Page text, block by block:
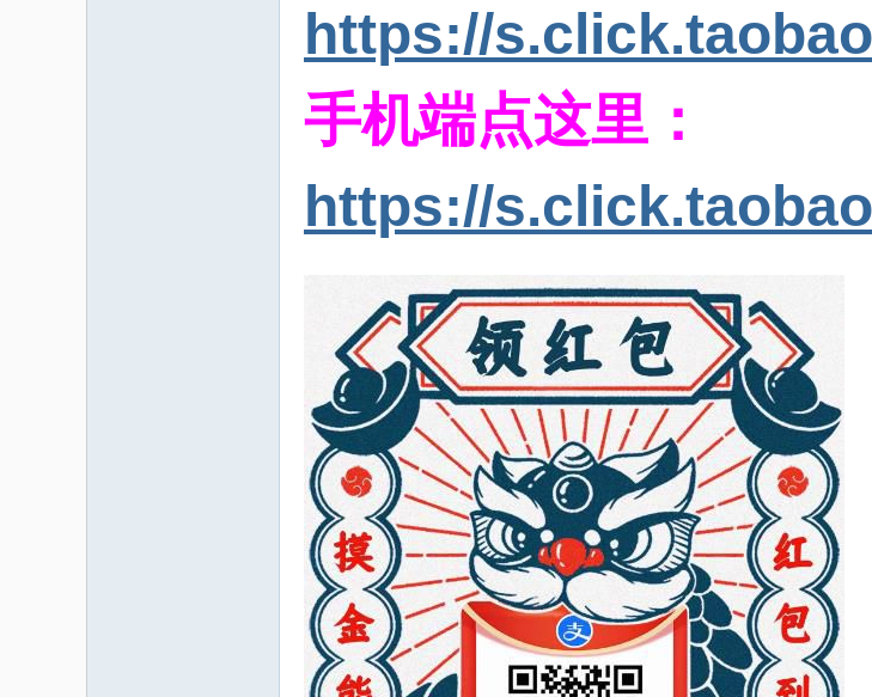
https://
手机端点这里：
https://